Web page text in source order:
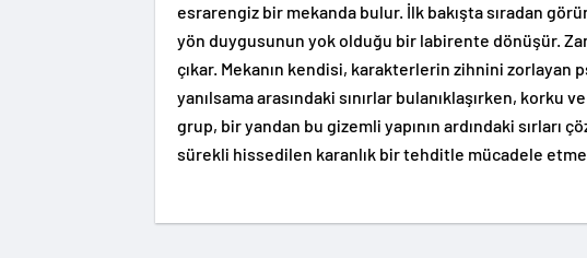
esrarengiz bir mekanda bulur. İlk bakışta sıradan
yön duygusunun yok olduğu bir labirente dönüşür.
çıkar. Mekanın kendisi, karakterlerin zihnini zorlayan
yanılsama arasındaki sınırlar bulanıklaşırken, korku
grup, bir yandan bu gizemli yapının ardındaki sırları
sürekli hissedilen karanlık bir tehditle mücadele